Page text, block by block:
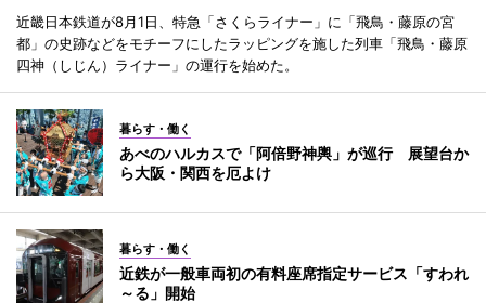
近畿日本鉄道が8月1日、特急「さくらライナー」に「飛鳥・藤原の宮
都」の史跡などをモチーフにしたラッピングを施した列車「飛鳥・藤原
四神（しじん）ライナー」の運行を始めた。
暮らす・働く
あべのハルカスで「阿倍野神輿」が巡行 展望台か
ら大阪・関西を厄よけ
暮らす・働く
近鉄が一般車両初の有料座席指定サービス「すわれ
～る」開始